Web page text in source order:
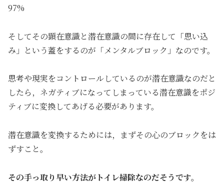
97%
そしてその顕在意識と潜在意識の間に存在して「思い込
み」という蓋をするのが「メンタルブロック」なのです。
思考や現実をコントロールしているのが潜在意識なのだと
したら，ネガティブになってしまっている潜在意識をポジ
ティブに変換してあげる必要があります。
潜在意識を変換するためには，まずその心のブロックをは
ずすこと。
その手っ取り早い方法がトイレ掃除なのだそうです。